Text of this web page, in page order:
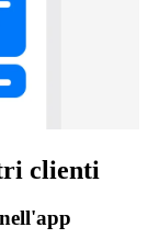
clienti